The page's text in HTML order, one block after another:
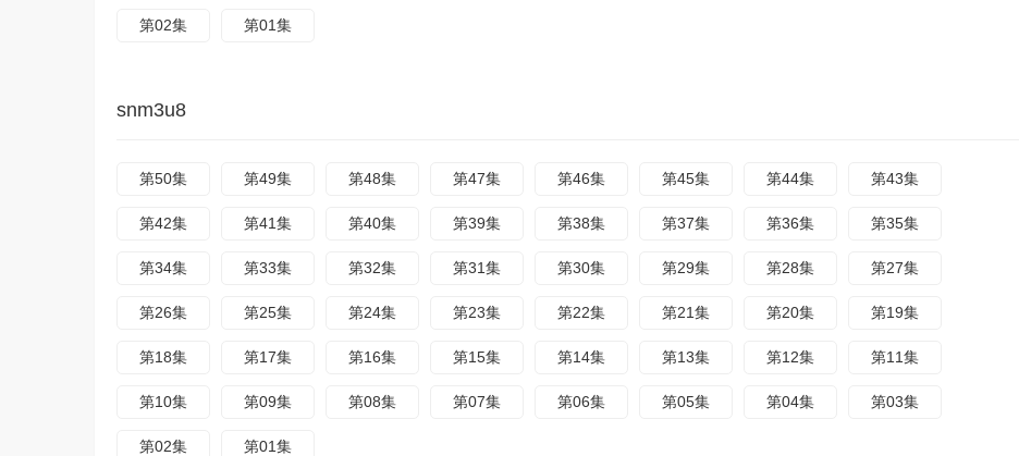
第02集 第01集
snm3u8
第50集 第49集 第48集 第47集 第46集 第45集 第44集 第43集
第42集 第41集 第40集 第39集 第38集 第37集 第36集 第35集
第34集 第33集 第32集 第31集 第30集 第29集 第28集 第27集
第26集 第25集 第24集 第23集 第22集 第21集 第20集 第19集
第18集 第17集 第16集 第15集 第14集 第13集 第12集 第11集
第10集 第09集 第08集 第07集 第06集 第05集 第04集 第03集
第02集 第01集